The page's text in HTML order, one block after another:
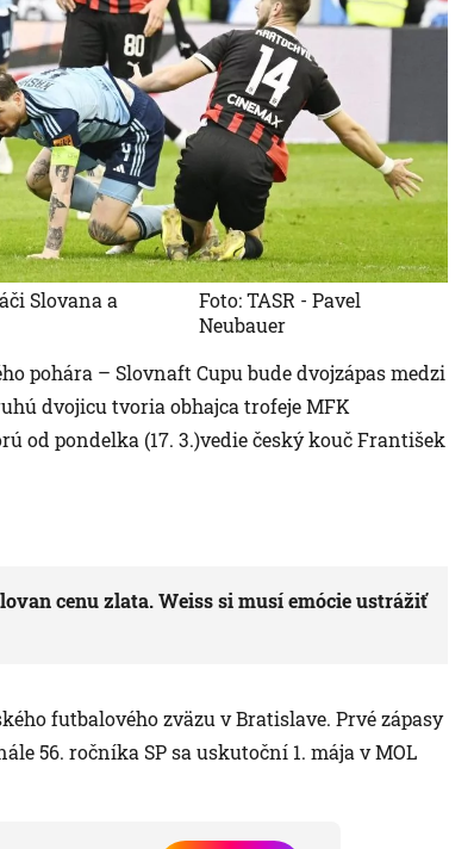
Slovana a
Foto: TASR - Pavel
Neubauer
pohára – Slovnaft Cupu bude dvojzápas medzi
dvojicu tvoria obhajca trofeje MFK
od pondelka (17. 3.)vedie český kouč František
cenu zlata. Weiss si musí emócie ustrážiť
futbalového zväzu v Bratislave. Prvé zápasy
56. ročníka SP sa uskutoční 1. mája v MOL